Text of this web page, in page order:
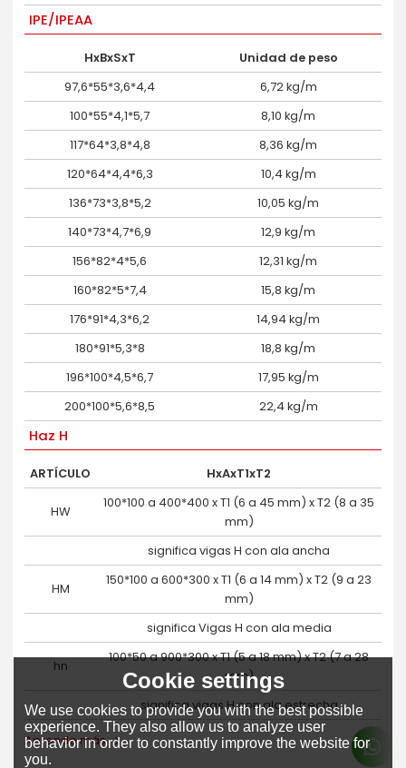
IPE/IPEAA
HxBxSxT
Unidad de peso
97,6*55*3,6*4,4
6,72 kg/m
100*55*4,1*5,7
8,10 kg/m
117*64*3,8*4,8
8,36 kg/m
120*64*4,4*6,3
10,4 kg/m
136*73*3,8*5,2
10,05 kg/m
140*73*4,7*6,9
12,9 kg/m
156*82*4*5,6
12,31 kg/m
160*82*5*7,4
15,8 kg/m
176*91*4,3*6,2
14,94 kg/m
180*91*5,3*8
18,8 kg/m
196*100*4,5*6,7
17,95 kg/m
200*100*5,6*8,5
22,4 kg/m
Haz H
ARTÍCULO HxAxT1xT2
HW
100*100 a 400*400 x T1 (6 a 45 mm) x T2 (8 a 35
mm)
significa vigas H con ala ancha
HM
150*100 a 600*300 x T1 (6 a 14 mm) x T2 (9 a 23
mm)
significa Vigas H con ala media
hn
100*50 a 900*300 x T1 (5 a 18 mm) x T2 (7 a 28
mm)
significa vigas H con ala estrecha
Aprende más
Cookie settings
We use cookies to provide you with the best possible
experience. They also allow us to analyze user
behavior in order to constantly improve the website for
you.